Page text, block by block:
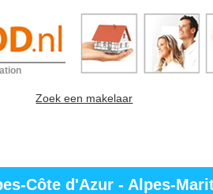
Zoek een makelaar
Côte d'Azur - Alpes-